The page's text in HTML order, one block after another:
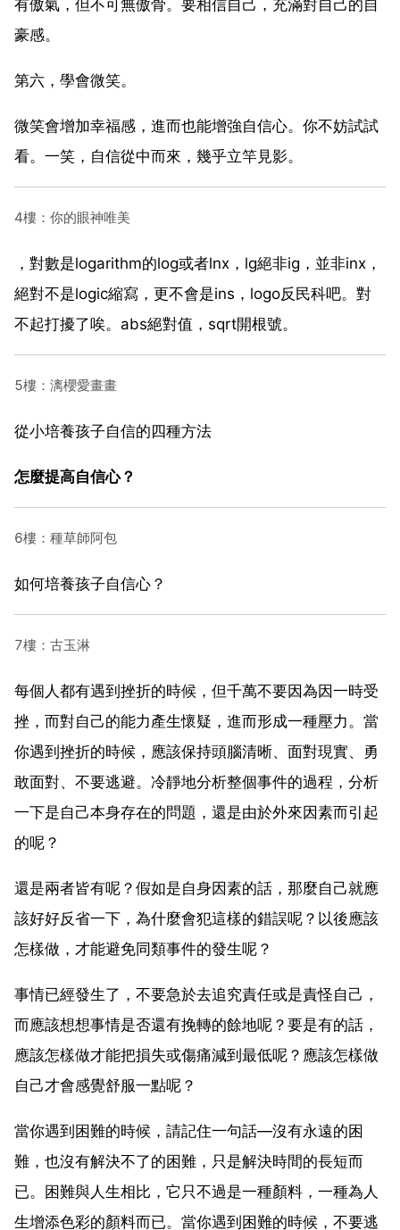
有傲氣，但不可無傲骨。要相信自己，充滿對自己的自
豪感。
第六，學會微笑。
微笑會增加幸福感，進而也能增強自信心。你不妨試試
看。一笑，自信從中而來，幾乎立竿見影。
4樓：你的眼神唯美
，對數是logarithm的log或者lnx，lg絕非ig，並非inx，
絕對不是logic縮寫，更不會是ins，logo反民科吧。對
不起打擾了唉。abs絕對值，sqrt開根號。
5樓：漓櫻愛畫畫
從小培養孩子自信的四種方法
怎麼提高自信心？
6樓：種草師阿包
如何培養孩子自信心？
7樓：古玉淋
每個人都有遇到挫折的時候，但千萬不要因為因一時受
挫，而對自己的能力產生懷疑，進而形成一種壓力。當
你遇到挫折的時候，應該保持頭腦清晰、面對現實、勇
敢面對、不要逃避。冷靜地分析整個事件的過程，分析
一下是自己本身存在的問題，還是由於外來因素而引起
的呢？
還是兩者皆有呢？假如是自身因素的話，那麼自己就應
該好好反省一下，為什麼會犯這樣的錯誤呢？以後應該
怎樣做，才能避免同類事件的發生呢？
事情已經發生了，不要急於去追究責任或是責怪自己，
而應該想想事情是否還有挽轉的餘地呢？要是有的話，
應該怎樣做才能把損失或傷痛減到最低呢？應該怎樣做
自己才會感覺舒服一點呢？
當你遇到困難的時候，請記住一句話—沒有永遠的困
難，也沒有解決不了的困難，只是解決時間的長短而
已。困難與人生相比，它只不過是一種顏料，一種為人
生增添色彩的顏料而已。當你遇到困難的時候，不要逃